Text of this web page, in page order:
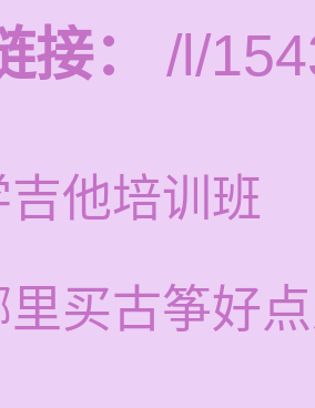
接：
/l/
吉他培训班
买古筝好